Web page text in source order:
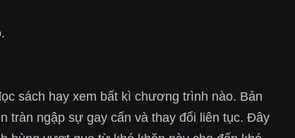
sách hay xem bất kì chương trình nào. Bản
tràn ngập sự gay cấn và thay đổi liên tục. Đây